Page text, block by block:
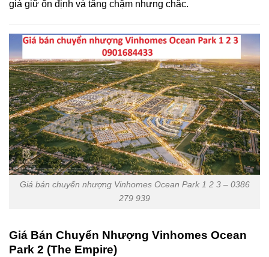
giá giữ ổn định và tăng chậm nhưng chắc.
Giá bán chuyển nhượng Vinhomes Ocean Park 1 2 3 – 0386
279 939
Giá Bán Chuyển Nhượng Vinhomes Ocean
Park 2 (The Empire)